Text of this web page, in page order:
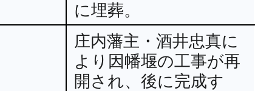
に埋葬。
庄内藩主・酒井忠真に
より因幡堰の工事が再
開され、後に完成す